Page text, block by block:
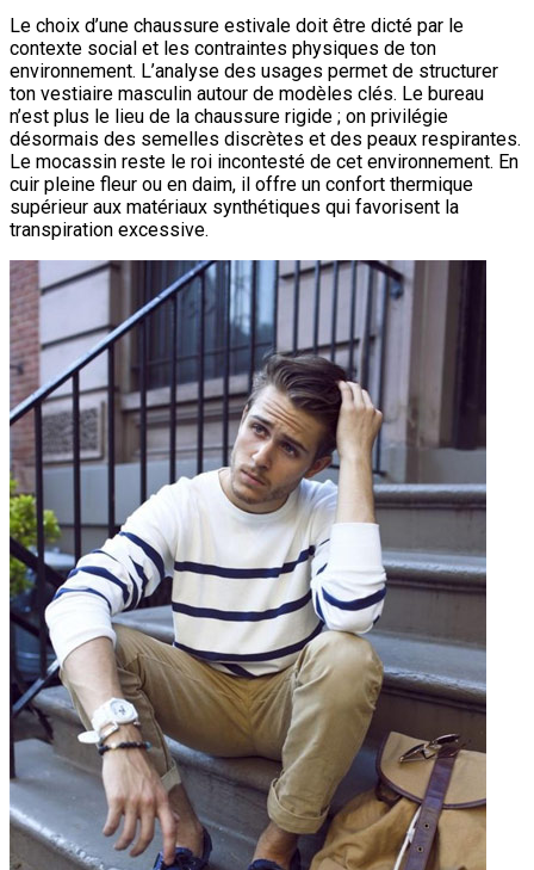
Le choix d’une chaussure estivale doit être dicté par le
contexte social et les contraintes physiques de ton
environnement. L’analyse des usages permet de structurer
ton vestiaire masculin autour de modèles clés. Le bureau
n’est plus le lieu de la chaussure rigide ; on privilégie
désormais des semelles discrètes et des peaux respirantes.
Le mocassin reste le roi incontesté de cet environnement. En
cuir pleine fleur ou en daim, il offre un confort thermique
supérieur aux matériaux synthétiques qui favorisent la
transpiration excessive.